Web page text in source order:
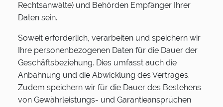
Rechtsanwälte) und Behörden Empfänger Ihrer
Daten sein.
Soweit erforderlich, verarbeiten und speichern wir
Ihre personenbezogenen Daten für die Dauer der
Geschäftsbeziehung. Dies umfasst auch die
Anbahnung und die Abwicklung des Vertrages.
Zudem speichern wir für die Dauer des Bestehens
von Gewährleistungs- und Garantieansprüchen